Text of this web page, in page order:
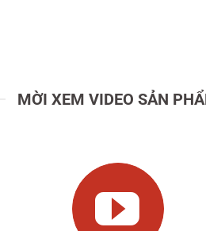
MỜI XEM VIDEO SẢN